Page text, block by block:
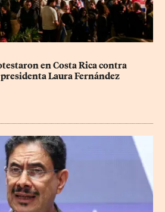
en Costa Rica contra
Laura Fernández